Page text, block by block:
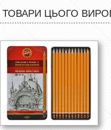
ТОВАРИ ЦЬОГО